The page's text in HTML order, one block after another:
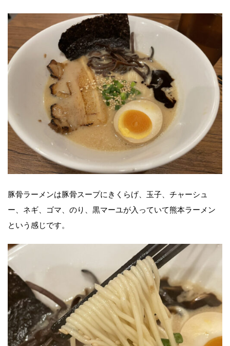
豚骨ラーメンは豚骨スープにきくらげ、玉子、チャーシュ
ー、ネギ、ゴマ、のり、黒マーユが入っていて熊本ラーメン
という感じです。